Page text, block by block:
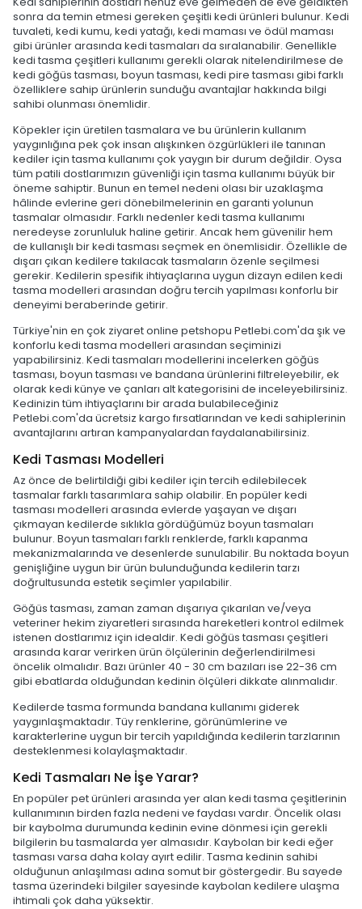
sonra da temin etmesi gereken çeşitli kedi ürünleri bulunur. Kedi
tuvaleti, kedi kumu, kedi yatağı, kedi maması ve ödül maması
gibi ürünler arasında kedi tasmaları da sıralanabilir. Genellikle
kedi tasma çeşitleri kullanımı gerekli olarak nitelendirilmese de
kedi göğüs tasması, boyun tasması, kedi pire tasması gibi farklı
özelliklere sahip ürünlerin sunduğu avantajlar hakkında bilgi
sahibi olunması önemlidir.
Köpekler için üretilen tasmalara ve bu ürünlerin kullanım
yaygınlığına pek çok insan alışkınken özgürlükleri ile tanınan
kediler için tasma kullanımı çok yaygın bir durum değildir. Oysa
tüm patili dostlarımızın güvenliği için tasma kullanımı büyük bir
öneme sahiptir. Bunun en temel nedeni olası bir uzaklaşma
hâlinde evlerine geri dönebilmelerinin en garanti yolunun
tasmalar olmasıdır. Farklı nedenler kedi tasma kullanımı
neredeyse zorunluluk haline getirir. Ancak hem güvenilir hem
de kullanışlı bir kedi tasması seçmek en önemlisidir. Özellikle de
dışarı çıkan kedilere takılacak tasmaların özenle seçilmesi
gerekir. Kedilerin spesifik ihtiyaçlarına uygun dizayn edilen kedi
tasma modelleri arasından doğru tercih yapılması konforlu bir
deneyimi beraberinde getirir.
Türkiye'nin en çok ziyaret online petshopu Petlebi.com'da şık ve
konforlu kedi tasma modelleri arasından seçiminizi
yapabilirsiniz. Kedi tasmaları modellerini incelerken göğüs
tasması, boyun tasması ve bandana ürünlerini filtreleyebilir, ek
olarak kedi künye ve çanları alt kategorisini de inceleyebilirsiniz.
Kedinizin tüm ihtiyaçlarını bir arada bulabileceğiniz
Petlebi.com'da ücretsiz kargo fırsatlarından ve kedi sahiplerinin
avantajlarını artıran kampanyalardan faydalanabilirsiniz.
Kedi Tasması Modelleri
Az önce de belirtildiği gibi kediler için tercih edilebilecek
tasmalar farklı tasarımlara sahip olabilir. En popüler kedi
tasması modelleri arasında evlerde yaşayan ve dışarı
çıkmayan kedilerde sıklıkla gördüğümüz boyun tasmaları
bulunur. Boyun tasmaları farklı renklerde, farklı kapanma
mekanizmalarında ve desenlerde sunulabilir. Bu noktada boyun
genişliğine uygun bir ürün bulunduğunda kedilerin tarzı
doğrultusunda estetik seçimler yapılabilir.
Göğüs tasması, zaman zaman dışarıya çıkarılan ve/veya
veteriner hekim ziyaretleri sırasında hareketleri kontrol edilmek
istenen dostlarımız için idealdir. Kedi göğüs tasması çeşitleri
arasında karar verirken ürün ölçülerinin değerlendirilmesi
öncelik olmalıdır. Bazı ürünler 40 - 30 cm bazıları ise 22-36 cm
gibi ebatlarda olduğundan kedinin ölçüleri dikkate alınmalıdır.
Kedilerde tasma formunda bandana kullanımı giderek
yaygınlaşmaktadır. Tüy renklerine, görünümlerine ve
karakterlerine uygun bir tercih yapıldığında kedilerin tarzlarının
desteklenmesi kolaylaşmaktadır.
Kedi Tasmaları Ne İşe Yarar?
En popüler pet ürünleri arasında yer alan kedi tasma çeşitlerinin
kullanımının birden fazla nedeni ve faydası vardır. Öncelik olası
bir kaybolma durumunda kedinin evine dönmesi için gerekli
bilgilerin bu tasmalarda yer almasıdır. Kaybolan bir kedi eğer
tasması varsa daha kolay ayırt edilir. Tasma kedinin sahibi
olduğunun anlaşılması adına somut bir göstergedir. Bu sayede
tasma üzerindeki bilgiler sayesinde kaybolan kedilere ulaşma
ihtimali çok daha yüksektir.